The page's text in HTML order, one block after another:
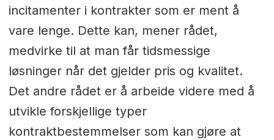
incitamenter i kontrakter som er ment å
vare lenge. Dette kan, mener rådet,
medvirke til at man får tidsmessige
løsninger når det gjelder pris og kvalitet.
Det andre rådet er å arbeide videre med å
utvikle forskjellige typer
kontraktbestemmelser som kan gjøre at